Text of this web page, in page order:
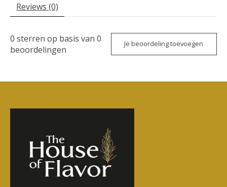
Reviews (0)
0 sterren op basis van 0
beoordelingen
Je beoordeling toevoegen